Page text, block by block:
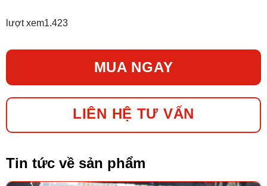
lượt xem1.423
MUA NGAY
LIÊN HỆ TƯ VẤN
Tin tức về sản phẩm